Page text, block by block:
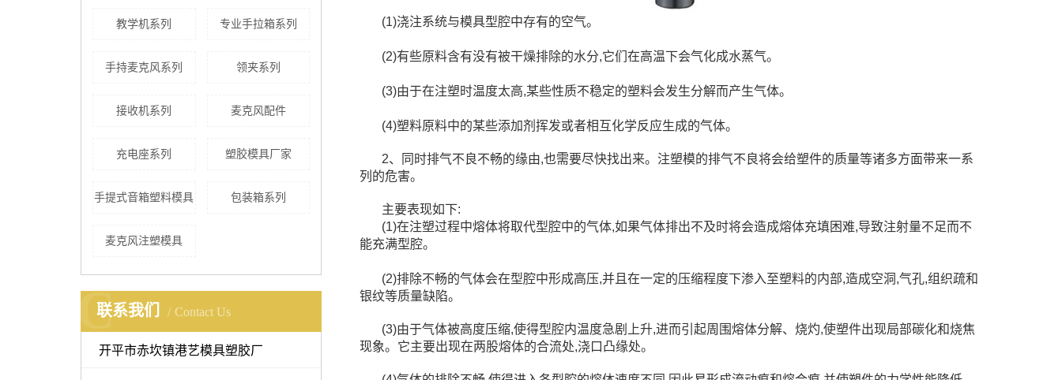
教学机系列 专业手拉箱系列
手持麦克风系列 领夹系列
接收机系列 麦克风配件
充电座系列 塑胶模具厂家
手提式音箱塑料模具 包装箱系列
麦克风注塑模具
联系我们 Contact Us
C
开平市赤坎镇港艺模具塑胶厂
(1)浇注系统与模具型腔中存有的空气。
(2)有些原料含有没有被干燥排除的水分,它们在高温下会气化成水蒸气。
(3)由于在注塑时温度太高,某些性质不稳定的塑料会发生分解而产生气体。
(4)塑料原料中的某些添加剂挥发或者相互化学反应生成的气体。
2、同时排气不良不畅的缘由,也需要尽快找出来。注塑模的排气不良将会给塑件的质量等诸多方面带来一系
列的危害。
主要表现如下:
(1)在注塑过程中熔体将取代型腔中的气体,如果气体排出不及时将会造成熔体充填困难,导致注射量不足而不
能充满型腔。
(2)排除不畅的气体会在型腔中形成高压,并且在一定的压缩程度下渗入至塑料的内部,造成空洞,气孔,组织疏和
银纹等质量缺陷。
(3)由于气体被高度压缩,使得型腔内温度急剧上升,进而引起周围熔体分解、烧灼,使塑件出现局部碳化和烧焦
现象。它主要出现在两股熔体的合流处,浇口凸缘处。